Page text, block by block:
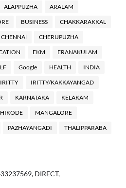
ALAPPUZHA ARALAM
BUSINESS CHAKKARAKKAL
CHENNAl CHERUPUZHA
EKM ERANAKULAM
Google HEALTH INDIA
IRITTY IRITTY/KAKKAYANGAD
KARNATAKA KELAKAM
MANGALORE
PAZHAYANGADI THALIPPARABA
DIRECT,